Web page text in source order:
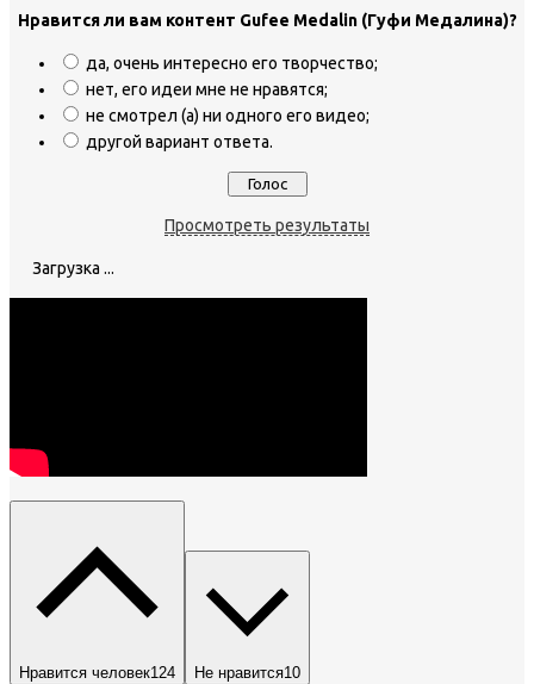
Нравится ли вам контент Gufee Medalin (Гуфи Медалина)?
да, очень интересно его творчество;
нет, его идеи мне не нравятся;
не смотрел (а) ни одного его видео;
другой вариант ответа.
Просмотреть результаты
Загрузка ...
Нравится человек124 Не нравится10